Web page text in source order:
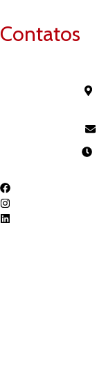
Contatos